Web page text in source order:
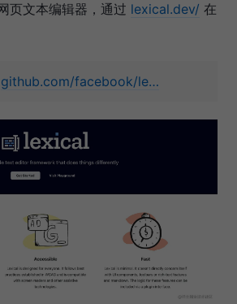
页文本编辑器，通过 lexical.dev/ 在
github.com/facebook/le…